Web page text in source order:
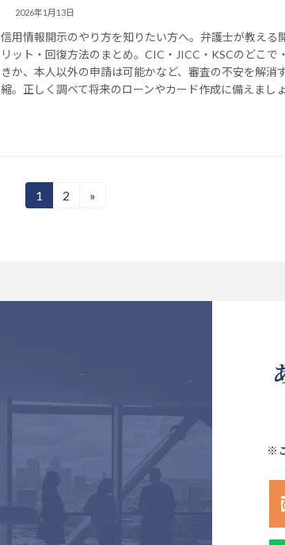
2026年1月13日
信用情報開示のやり方を知りたい方へ。弁護士が教える
リット・回復方法のまとめ。CIC・JICC・KSCのどこで
きか、本人以外の申請は可能かなど、審査の不安を解消
縮。正しく調べて将来のローンやカード作成に備えましょ
固
1
固
2 »
※